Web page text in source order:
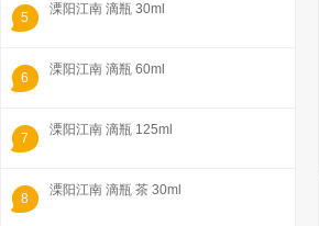
5
溧阳江南 滴瓶 30ml
6
溧阳江南 滴瓶 60ml
7
溧阳江南 滴瓶 125ml
8
溧阳江南 滴瓶 茶 30ml